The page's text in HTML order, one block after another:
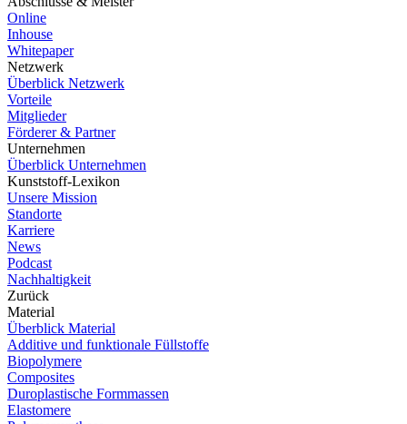
Online
Inhouse
Whitepaper
Netzwerk
Überblick Netzwerk
Vorteile
Mitglieder
Förderer & Partner
Unternehmen
Überblick Unternehmen
Kunststoff-Lexikon
Unsere Mission
Standorte
Karriere
News
Podcast
Nachhaltigkeit
Zurück
Material
Überblick Material
Additive und funktionale Füllstoffe
Biopolymere
Composites
Duroplastische Formmassen
Elastomere